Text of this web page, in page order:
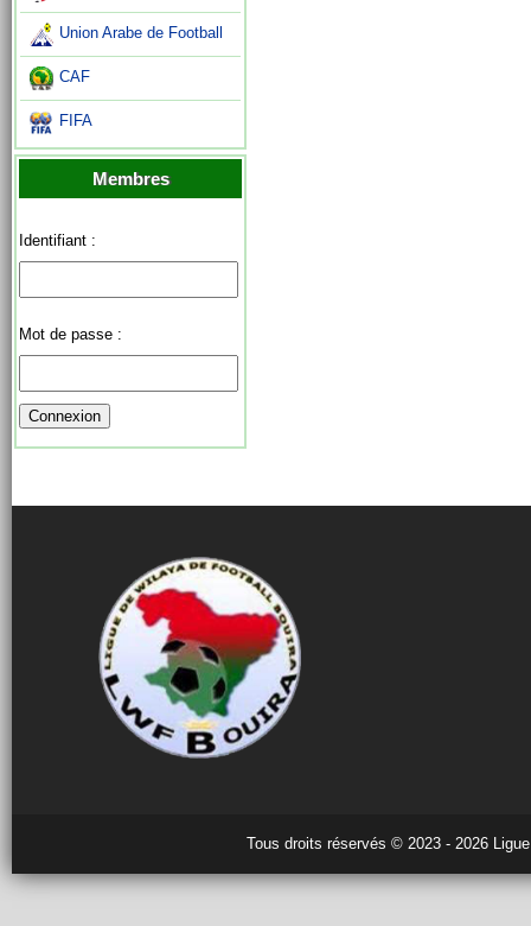
Union Arabe de Football
CAF
FIFA
Membres
Identifiant :
Mot de passe :
Tous droits réservés © 2023 - 2026